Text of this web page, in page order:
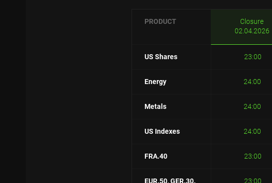
PRODUCT
Closure
02.04.2026
US Shares 23:00
Energy 24:00
Metals 24:00
US Indexes 24:00
FRA.40 23:00
EUR.50, GER.30. 23:00